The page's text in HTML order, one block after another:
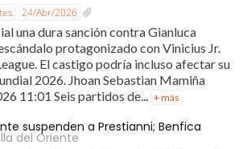
24/Abr/2026
una dura sanción contra Gianluca
protagonizado con Vinicius Jr.
El castigo podría incluso afectar su
2026. Jhoan Sebastian Mamiña
11:01 Seis partidos de... + más
suspenden a Prestianni; Benfica
del Oriente